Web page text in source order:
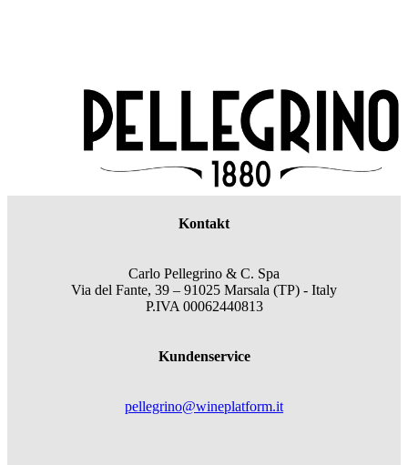
Kontakt
Carlo Pellegrino & C. Spa
Via del Fante, 39 – 91025 Marsala (TP) - Italy
P.IVA 00062440813
Kundenservice
pellegrino@wineplatform.it